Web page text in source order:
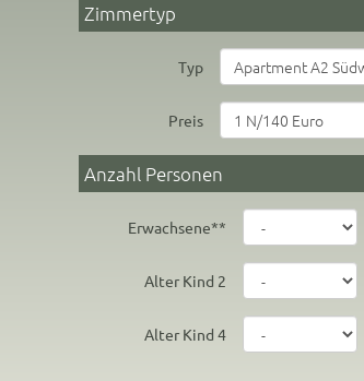
Zimmertyp
Typ
Preis
Anzahl Personen
Erwachsene**
Alter Kind 2
Alter Kind 4